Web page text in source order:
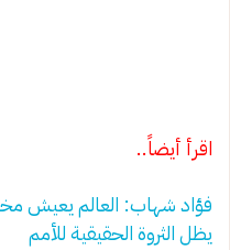
اقرأ أيضاً..
فؤاد شهاب: العالم يعيش
يظل الثروة الحقيقية للأمم